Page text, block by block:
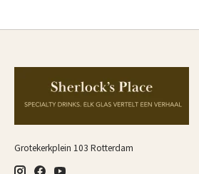
Grotekerkplein 103 Rotterdam